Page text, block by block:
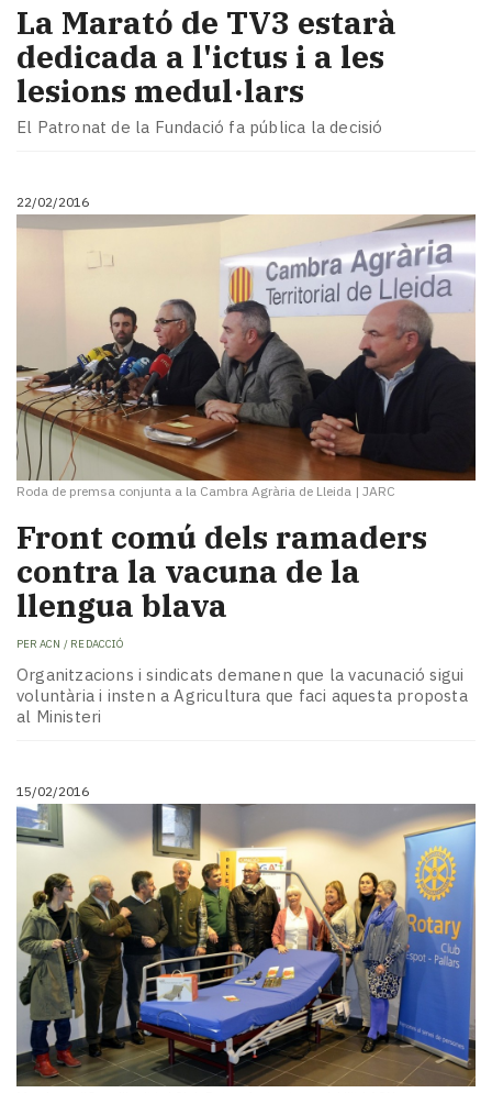
La Marató de TV3 estarà
dedicada a l'ictus i a les
lesions medul·lars
El Patronat de la Fundació fa pública la decisió
22/02/2016
Roda de premsa conjunta a la Cambra Agrària de Lleida | JARC
Front comú dels ramaders
contra la vacuna de la
llengua blava
PER ACN / REDACCIÓ
Organitzacions i sindicats demanen que la vacunació sigui
voluntària i insten a Agricultura que faci aquesta proposta
al Ministeri
15/02/2016